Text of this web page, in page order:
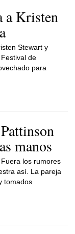
a Kristen
Stewart y
de
para
manos
Fuera los rumores
así. La pareja
tomados